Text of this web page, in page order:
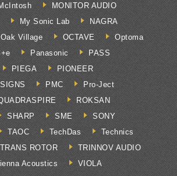
MONITOR AUDIO
My Sonic Lab
NAGRA
Oak Village OCTAVE
Optoma
Panasonic
PASS
PIEGA
PIONEER
PMC
Pro-Ject
ROKSAN
SHARP SME
SONY
TAOC TechDas
Technics
TRANS ROTOR
TRINNOV AUDIO
Acoustics
VIOLA